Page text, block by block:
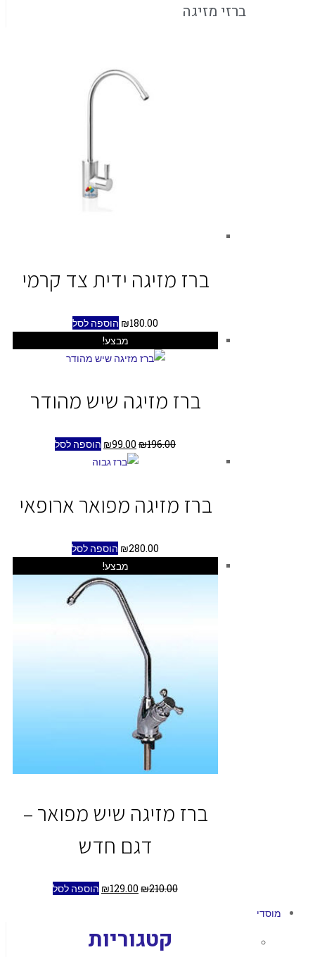
ברזי מזיגה
ברז מזיגה ידית צד קרמי
₪180.00
הוספה לסל
מבצע!
ברז מזיגה שיש מהודר
₪196.00
₪99.00 הוספה לסל
ברז מזיגה מפואר ארופאי
₪280.00
הוספה לסל
מבצע!
ברז מזיגה שיש מפואר –
דגם חדש
₪210.00
₪129.00
הוספה לסל
מוסדי
קטגוריות